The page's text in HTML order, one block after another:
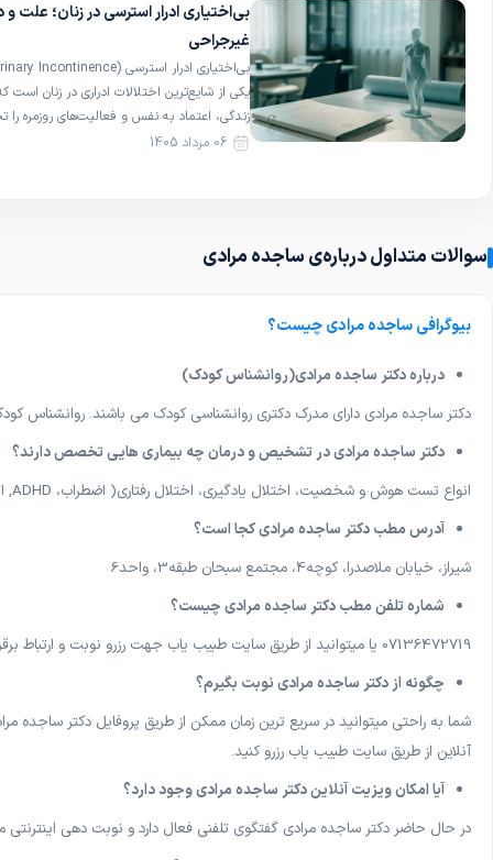
نیست و در […]
بی‌اختیاری ادرار استرسی در زنان؛ علت
غیرجراحی
یکی از شایع‌ترین اختلالات ادراری در زنان است
زندگی، اعتماد به نفس و فعالیت‌های روزمره را
این وضعیت شرم‌آور نیست و در بسیاری از
06 مرداد 1405
سوالات متداول درباره‌ی ساجده مرادی
بیوگرافی ساجده مرادی چیست؟
درباره دکتر ساجده مرادی(روانشناس کودک)
دکتر ساجده مرادی دارای مدرک دکتری روانشناسی کودک می باشند.
دکتر ساجده مرادی در تشخیص و درمان چه بیماری هایی تخصص دارند؟
انواع تست هوش و شخصیت، اختلال یادگیری، اختلال رفتاری( اضطراب، ADHD, اتیسم پرخاشگری لجبازی و....)، کودکان با نیاز ویژه و تاخیر رشد، فرزندپروری و والدگری، مهارت های زندگی
آدرس مطب دکتر ساجده مرادی کجا است؟
شیراز، خیابان ملاصدرا، کوچه4، مجتمع سبحان طبقه3، واحد6
شماره تلفن مطب دکتر ساجده مرادی چیست؟
07136472719 یا میتوانید از طریق سایت طبیب یاب جهت رزرو نوبت و ارتباط برقرار کردن با مطب ایشان اقدام کنید.
چگونه از دکتر ساجده مرادی نوبت بگیرم؟
شما به راحتی میتوانید در سریع ترین زمان ممکن از طریق پروفایل دکتر
آنلاین از طریق سایت طبیب یاب رزرو کنید.
آیا امکان ویزیت آنلاین دکتر ساجده مرادی وجود دارد؟
در حال حاضر دکتر ساجده مرادی گفتگوی تلفنی فعال دارد و نوبت دهی